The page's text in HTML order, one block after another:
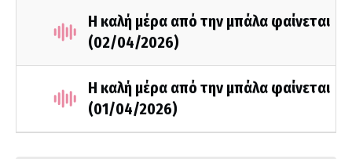
Η καλή μέρα από την μπάλα φαίνεται
(02/04/2026)
Η καλή μέρα από την μπάλα φαίνεται
(01/04/2026)